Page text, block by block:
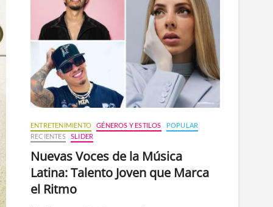
n
ú
ENTRETENIMIENTO GÉNEROS Y ESTILOS
POPULAR
RECIENTES
SLIDER
Nuevas Voces de la Música
Latina: Talento Joven que Marca
el Ritmo